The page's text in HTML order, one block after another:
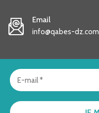
Email
info@qabes-dz.com